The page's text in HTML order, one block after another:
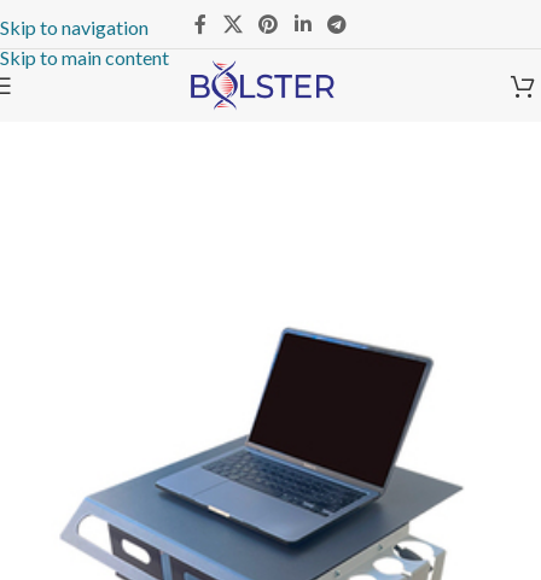
Skip to navigation
Skip to main content